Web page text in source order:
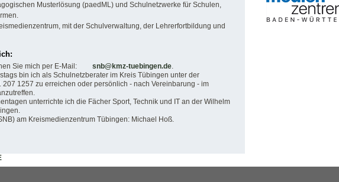
Musterlösung (paedML) und Schulnetzwerke für Schulen,
mit der Schulverwaltung, der Lehrerfortbildung und
Sie mich per E-Mail: snb@kmz-tuebingen.de.
bin ich als Schulnetzberater im Kreis Tübingen unter der
207 1257 zu erreichen oder persönlich - nach Vereinbarung - im
unterrichte ich die Fächer Sport, Technik und IT an der Wilhelm
am Kreismedienzentrum Tübingen: Michael Hoß.